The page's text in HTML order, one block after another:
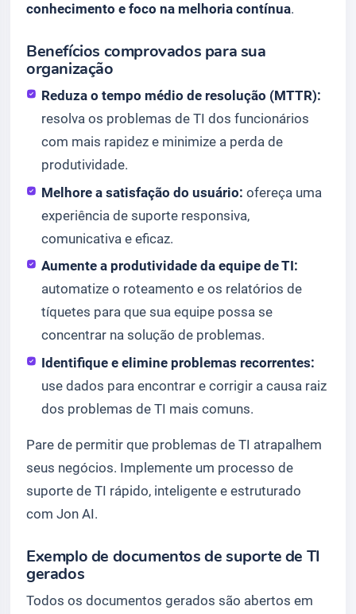
conhecimento e foco na melhoria contínua.
Benefícios comprovados para sua
organização
Reduza o tempo médio de resolução (MTTR):
resolva os problemas de TI dos funcionários
com mais rapidez e minimize a perda de
produtividade.
Melhore a satisfação do usuário: ofereça uma
experiência de suporte responsiva,
comunicativa e eficaz.
Aumente a produtividade da equipe de TI:
automatize o roteamento e os relatórios de
tíquetes para que sua equipe possa se
concentrar na solução de problemas.
Identifique e elimine problemas recorrentes:
use dados para encontrar e corrigir a causa raiz
dos problemas de TI mais comuns.
Pare de permitir que problemas de TI atrapalhem
seus negócios. Implemente um processo de
suporte de TI rápido, inteligente e estruturado
com Jon AI.
Exemplo de documentos de suporte de TI
gerados
Todos os documentos gerados são abertos em